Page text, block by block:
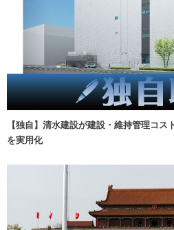
【独自】清水建設が建設・維持管理コ
を実用化